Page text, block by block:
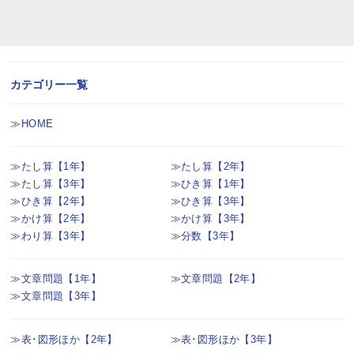
カテゴリー一覧
HOME
たし算【1年】
たし算【2年】
たし算【3年】
ひき算【1年】
ひき算【2年】
ひき算【3年】
かけ算【2年】
かけ算【3年】
わり算【3年】
分数【3年】
文章問題【1年】
文章問題【2年】
文章問題【3年】
表･図形ほか【2年】 表･図形ほか【3年】